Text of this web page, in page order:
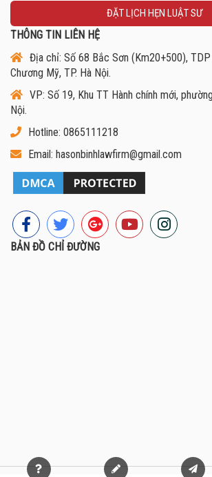
ĐẶT LỊCH HẸN LUẬT SƯ
THÔNG TIN LIÊN HỆ
Địa chỉ: Số 68 Bắc Sơn (Km20+500),
Chương Mỹ, TP. Hà Nội.
VP: Số 19, Khu TT Hành chính mới,
Nội.
Hotline: 0865111218
Email: hasonbinhlawfirm@gmail.com
BẢN ĐỒ CHỈ ĐƯỜNG